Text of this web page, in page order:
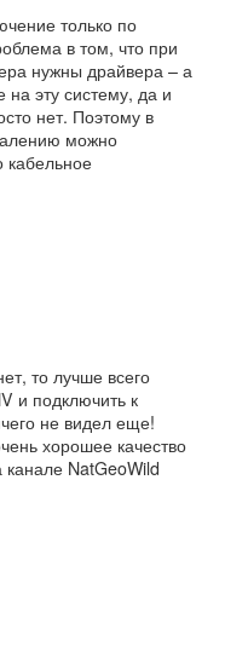
только по
в том, что при
нужны драйвера – а
на эту систему, да и
нет. Поэтому в
можно
кабельное
то лучше всего
и подключить к
не видел еще!
хорошее качество
канале NatGeoWild